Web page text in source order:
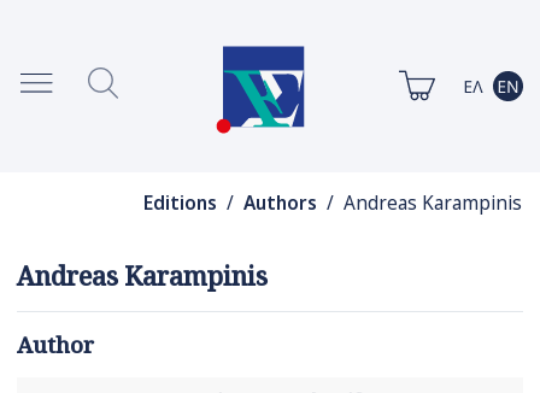
Editions / Authors / Andreas Karampinis
Andreas Karampinis
Author